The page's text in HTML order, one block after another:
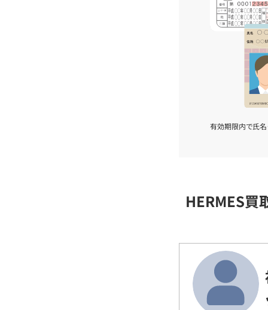
有効期限内で氏名
HERMES買